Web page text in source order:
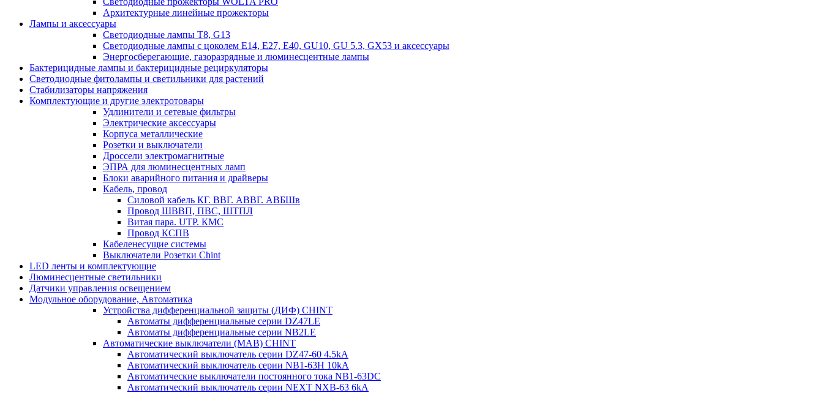
Архитектурные линейные прожекторы
Лампы и аксессуары
Светодиодные лампы Т8, G13
Светодиодные лампы с цоколем Е14, Е27, E40, GU10, GU 5.3, GX53 и аксессуары
Энергосберегающие, газоразрядные и люминесцентные лампы
Бактерицидные лампы и бактерицидные рециркуляторы
Светодиодные фитолампы и светильники для растений
Стабилизаторы напряжения
Комплектующие и другие электротовары
Удлинители и сетевые фильтры
Электрические аксессуары
Корпуса металлические
Розетки и выключатели
Дроссели электромагнитные
ЭПРА для люминесцентных ламп
Блоки аварийного питания и драйверы
Кабель, провод
Силовой кабель КГ. ВВГ. АВВГ. АВБШв
Провод ШВВП, ПВС, ШТПЛ
Витая пара. UTP. КМС
Провод КСПВ
Кабеленесущие системы
Выключатели Розетки Chint
LED ленты и комплектующие
Люминесцентные светильники
Датчики управления освещением
Модульное оборудование, Автоматика
Устройства дифференциальной защиты (ДИФ) CHINT
Автоматы дифференциальные серии DZ47LE
Автоматы дифференциальные серии NB2LE
Автоматические выключатели (МАВ) CHINT
Автоматический выключатель серии DZ47-60 4.5kA
Автоматический выключатель серии NB1-63H 10kA
Автоматические выключатели постоянного тока NB1-63DC
Автоматический выключатель серии NEXT NXB-63 6kA